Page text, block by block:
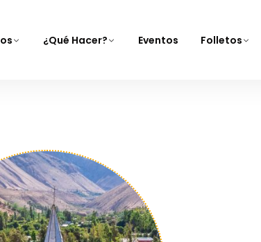
¿Qué Hacer? Eventos Folletos